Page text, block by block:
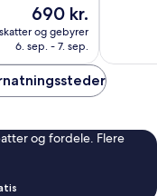
Prisen
690 kr.
690 kr.
og gebyrer
6. sep. - 7. sep.
og fordele. Flere